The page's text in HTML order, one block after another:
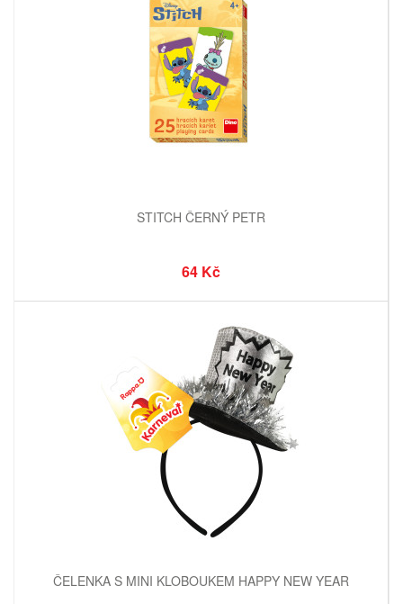
STITCH ČERNÝ PETR
64 Kč
ČELENKA S MINI KLOBOUKEM HAPPY NEW YEAR